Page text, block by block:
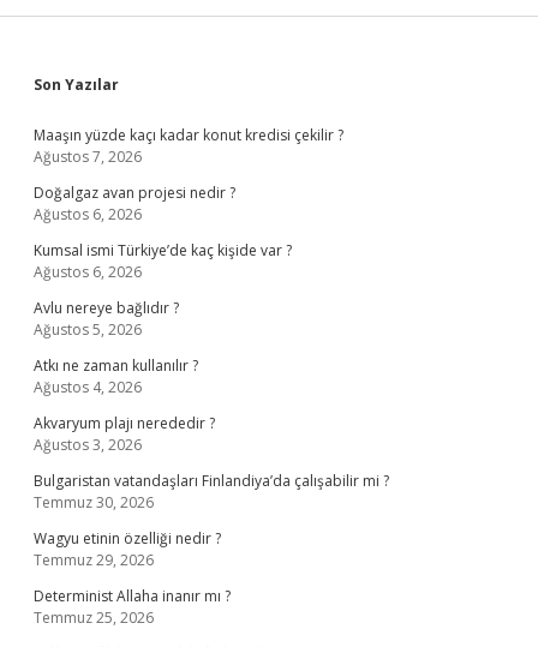
Sidebar
Son Yazılar
Maaşın yüzde kaçı kadar konut kredisi çekilir ?
Ağustos 7, 2026
Doğalgaz avan projesi nedir ?
Ağustos 6, 2026
Kumsal ismi Türkiye’de kaç kişide var ?
Ağustos 6, 2026
Avlu nereye bağlıdır ?
Ağustos 5, 2026
Atkı ne zaman kullanılır ?
Ağustos 4, 2026
Akvaryum plajı nerededir ?
Ağustos 3, 2026
Bulgaristan vatandaşları Finlandiya’da çalışabilir mi ?
Temmuz 30, 2026
Wagyu etinin özelliği nedir ?
Temmuz 29, 2026
Determinist Allaha inanır mı ?
Temmuz 25, 2026